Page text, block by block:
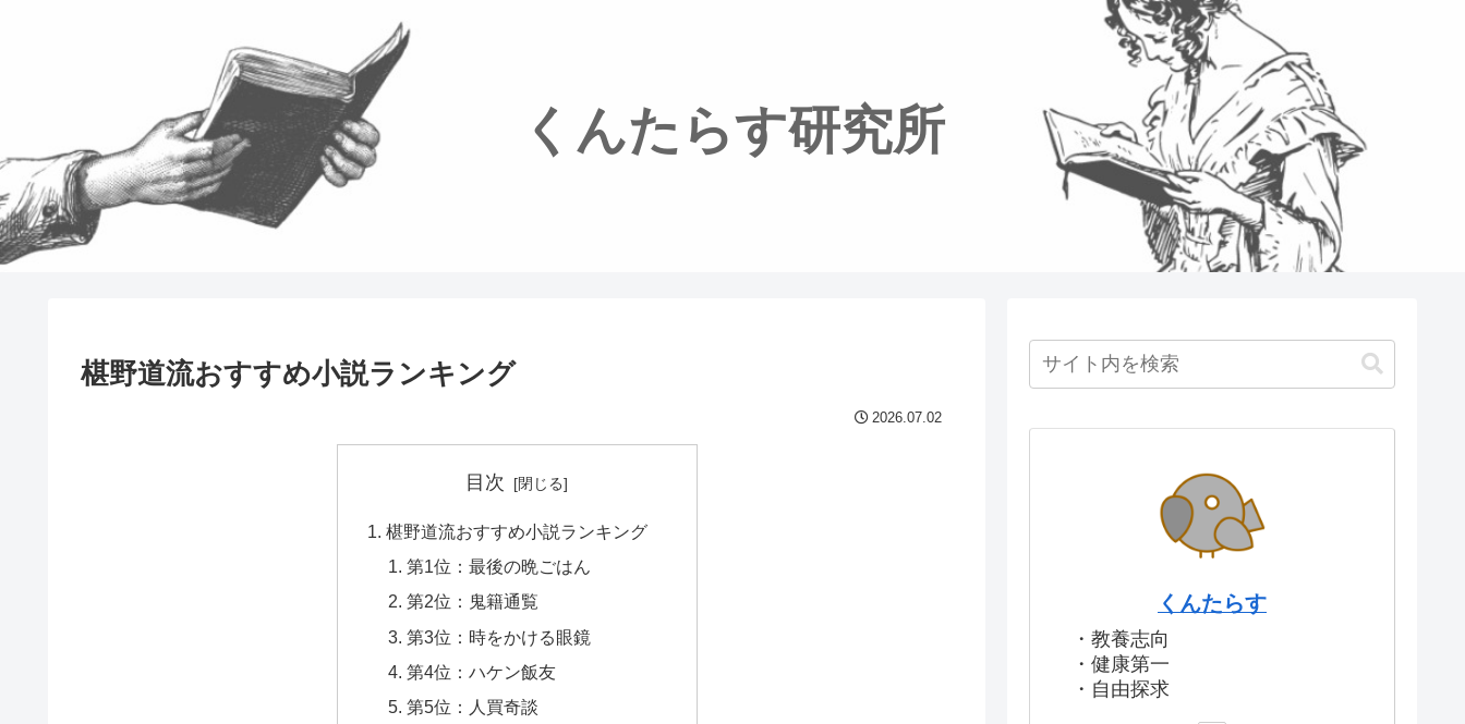
くんたらす研究所
椹野道流おすすめ小説ランキング
2026.07.02
目次
椹野道流おすすめ小説ランキング
第1位：最後の晩ごはん
第2位：鬼籍通覧
第3位：時をかける眼鏡
第4位：ハケン飯友
第5位：人買奇談
くんたらす
・教養志向
・健康第一
・自由探求